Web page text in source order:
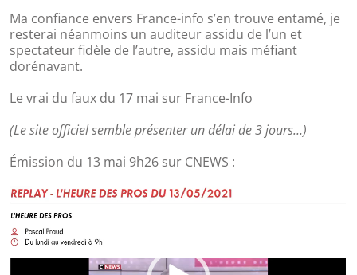
Ma confiance envers France-info s’en trouve entamé, je
resterai néanmoins un auditeur assidu de l’un et
spectateur fidèle de l’autre, assidu mais méfiant
dorénavant.
Le vrai du faux du 17 mai sur France-Info
(Le site officiel semble présenter un délai de 3 jours…)
Émission du 13 mai 9h26 sur CNEWS :
Lecteur